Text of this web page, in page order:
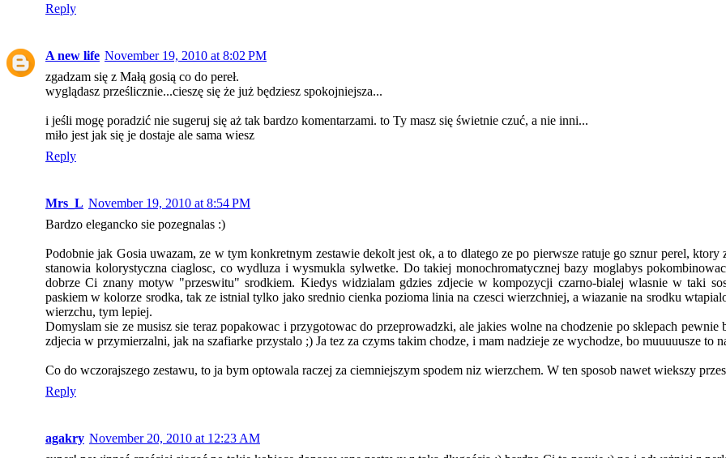
Reply
A new life November 19, 2010 at 8:02 PM
zgadzam się z Małą gosią co do pereł.
wyglądasz prześlicznie...cieszę się że już będziesz spokojniejsza...
i jeśli mogę poradzić nie sugeruj się aż tak bardzo komentarzami. to Ty masz się świetnie czuć, a nie inni...
miło jest jak się je dostaje ale sama wiesz
Reply
Mrs_L November 19, 2010 at 8:54 PM
Bardzo elegancko sie pozegnalas :)
Podobnie jak Gosia uwazam, ze w tym konkretnym zestawie dekolt jest ok, a to dlatego ze po pierwsze ratuje go sznur perel,
stanowia kolorystyczna ciaglosc, co wydluza i wysmukla sylwetke. Do takiej monochromatycznej bazy moglabys
dobrze Ci znany motyw "przeswitu" srodkiem. Kiedys widzialam gdzies zdjecie w kompozycji czarno-bialej wlasnie w taki
paskiem w kolorze srodka, tak ze istnial tylko jako srednio cienka pozioma linia na czesci wierzchniej, a wiazanie na srodku
wierzchu, tym lepiej.
Domyslam sie ze musisz sie teraz popakowac i przygotowac do przeprowadzki, ale jakies wolne na chodzenie po sklepach
zdjecia w przymierzalni, jak na szafiarke przystalo ;) Ja tez za czyms takim chodze, i mam nadzieje ze wychodze, bo muuuuusze to
Co do wczorajszego zestawu, to ja bym optowala raczej za ciemniejszym spodem niz wierzchem. W ten sposob nawet wiekszy
Reply
agakry November 20, 2010 at 12:23 AM